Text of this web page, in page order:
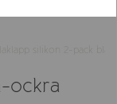
Haklapp silikon 2-pack blå-
ockra